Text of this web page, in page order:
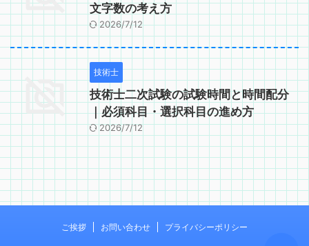
文字数の考え方
2026/7/12
技術士
技術士二次試験の試験時間と時間配分
｜必須科目・選択科目の進め方
2026/7/12
ご挨拶 お問い合わせ プライバシーポリシー